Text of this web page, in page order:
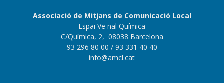
Associació de Mitjans de Comunicació Local
Espai Veïnal Química
C/Química, 2, 08038 Barcelona
93 296 80 00 / 93 331 40 40
info@amcl.cat